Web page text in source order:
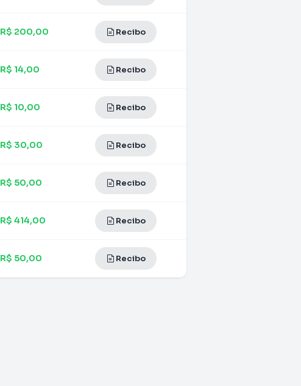
R$ 200,00 Recibo
R$ 14,00 Recibo
R$ 10,00 Recibo
R$ 30,00 Recibo
R$ 50,00 Recibo
R$ 414,00 Recibo
R$ 50,00 Recibo